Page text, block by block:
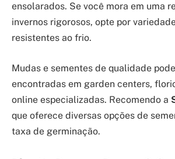
ensolarados. Se você mora em uma
invernos rigorosos, opte por
resistentes ao frio.
Mudas e sementes de qualidade
encontradas em garden centers,
online especializadas. Recomendo a
que oferece diversas opções de
taxa de germinação.